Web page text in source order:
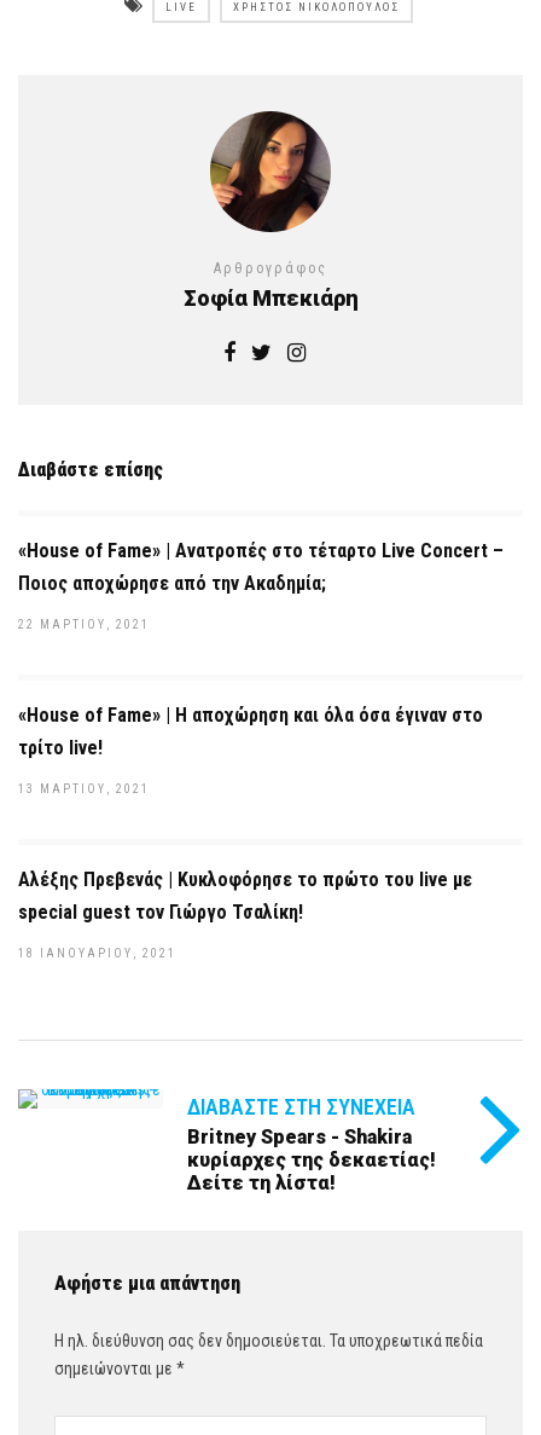
LIVE ΧΡΉΣΤΟΣ ΝΙΚΟΛΌΠΟΥΛΟΣ
Αρθρογράφος
Σοφία Μπεκιάρη
Διαβάστε επίσης
«House of Fame» | Ανατροπές στο τέταρτο Live Concert –
Ποιος αποχώρησε από την Ακαδημία;
22 ΜΑΡΤΊΟΥ, 2021
«House of Fame» | Η αποχώρηση και όλα όσα έγιναν στο
τρίτο live!
13 ΜΑΡΤΊΟΥ, 2021
Αλέξης Πρεβενάς | Kυκλοφόρησε το πρώτο του live με
special guest τον Γιώργο Τσαλίκη!
18 ΙΑΝΟΥΑΡΊΟΥ, 2021
ΔΙΑΒΆΣΤΕ ΣΤΗ ΣΥΝΈΧΕΙΑ
Britney Spears - Shakira
κυρίαρχες της δεκαετίας!
Δείτε τη λίστα!
Αφήστε μια απάντηση
Η ηλ. διεύθυνση σας δεν δημοσιεύεται. Τα υποχρεωτικά πεδία
σημειώνονται με *